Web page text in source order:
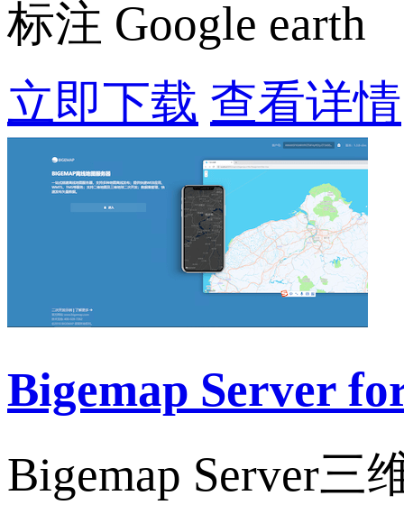
标注 Google earth
立即下载 查看详情
Bigemap Server
Bigemap Server